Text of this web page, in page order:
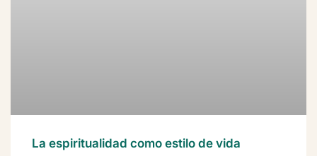
La espiritualidad como estilo de vida